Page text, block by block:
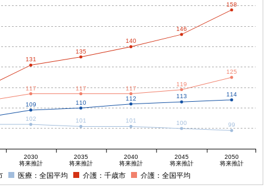
109 110
112 113 114
102 101 101 100 99
131
135
140
146
158
117 117 117
119
125
2030
将来推計
2035
将来推計
2040
将来推計
2045
将来推計
2050
将来推計
医療：全国平均 介護：千歳市 介護：全国平均